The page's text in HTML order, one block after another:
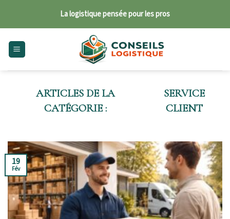
content
La logistique pensée pour les pros
SERVICE
CLIENT
19
Fév